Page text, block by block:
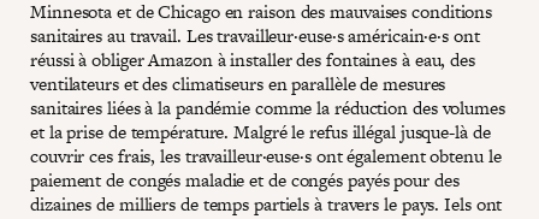
Minnesota et de Chicago en raison des mauvaises conditions
sanitaires au travail. Les travailleur·euse·s américain·e·s ont
réussi à obliger Amazon à installer des fontaines à eau, des
ventilateurs et des climatiseurs en parallèle de mesures
sanitaires liées à la pandémie comme la réduction des volumes
et la prise de température. Malgré le refus illégal jusque-là de
couvrir ces frais, les travailleur·euse·s ont également obtenu le
paiement de congés maladie et de congés payés pour des
dizaines de milliers de temps partiels à travers le pays. Iels ont